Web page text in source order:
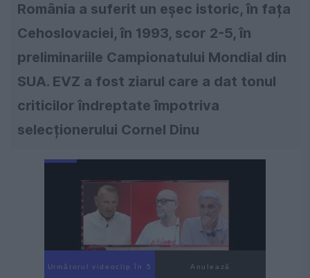
România a suferit un eșec istoric, în fața
Cehoslovaciei, în 1993, scor 2-5, în
preliminariile Campionatului Mondial din
SUA. EVZ a fost ziarul care a dat tonul
criticilor îndreptate împotriva
selecționerului Cornel Dinu
Următorul videoclip în 4 Anulează